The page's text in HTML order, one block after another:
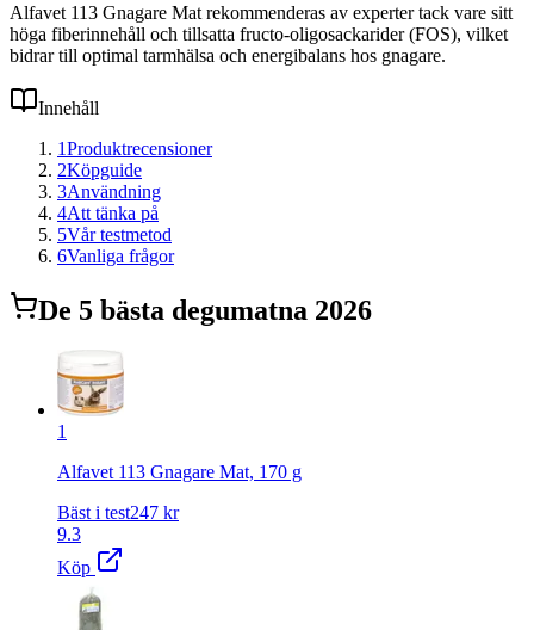
Alfavet 113 Gnagare Mat rekommenderas av experter tack vare sitt
höga fiberinnehåll och tillsatta fructo-oligosackarider (FOS), vilket
bidrar till optimal tarmhälsa och energibalans hos gnagare.
Innehåll
1Produktrecensioner
2Köpguide
3Användning
4Att tänka på
5Vår testmetod
6Vanliga frågor
De 5 bästa degumatna 2026
1
Alfavet 113 Gnagare Mat, 170 g
Bäst i test247 kr
9.3
Köp